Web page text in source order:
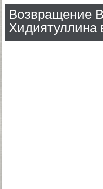
Возвращение
Хидиятуллина